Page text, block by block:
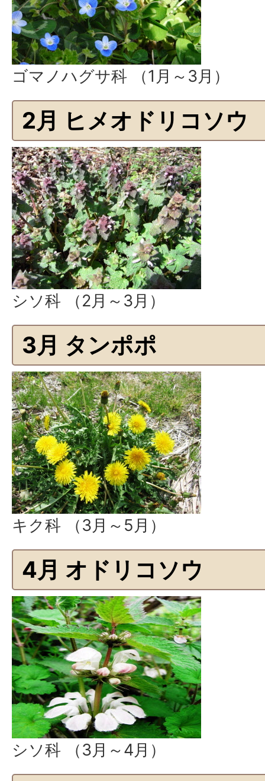
ゴマノハグサ科 （1月～3月）
2月 ヒメオドリコソウ
シソ科 （2月～3月）
3月 タンポポ
キク科 （3月～5月）
4月 オドリコソウ
シソ科 （3月～4月）